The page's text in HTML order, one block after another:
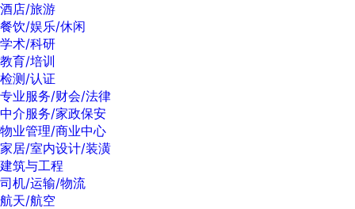
酒店/旅游
餐饮/娱乐/休闲
学术/科研
教育/培训
检测/认证
专业服务/财会/法律
中介服务/家政保安
物业管理/商业中心
家居/室内设计/装潢
建筑与工程
司机/运输/物流
航天/航空